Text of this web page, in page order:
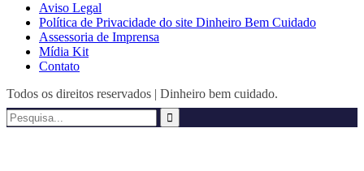
Aviso Legal
Política de Privacidade do site Dinheiro Bem Cuidado
Assessoria de Imprensa
Mídia Kit
Contato
Todos os direitos reservados | Dinheiro bem cuidado.